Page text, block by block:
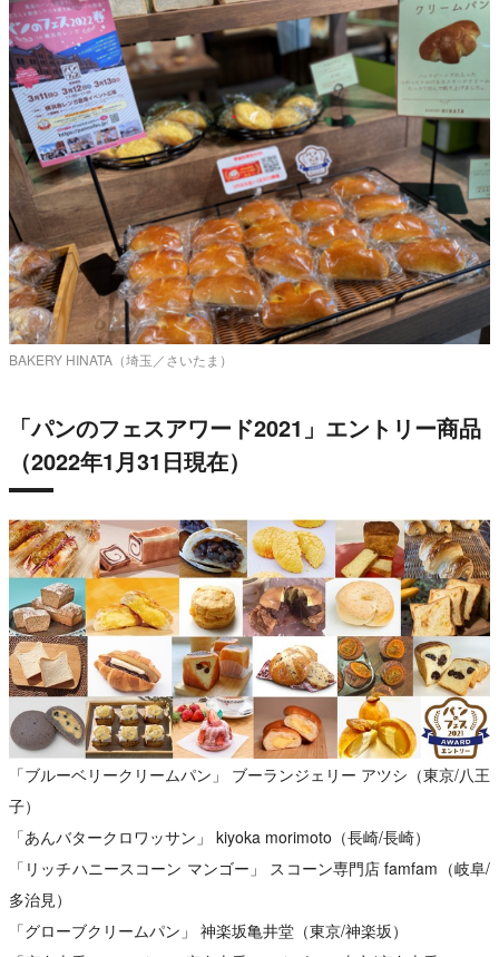
BAKERY HINATA（埼玉／さいたま）
「パンのフェスアワード2021」エントリー商品
（2022年1月31日現在）
「ブルーベリークリームパン」 ブーランジェリー アツシ（東京/八王
子）
「あんバタークロワッサン」 kiyoka morimoto（長崎/長崎）
「リッチハニースコーン マンゴー」 スコーン専門店 famfam（岐阜/
多治見）
「グローブクリームパン」 神楽坂亀井堂（東京/神楽坂）